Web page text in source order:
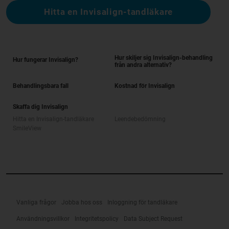
Hitta en Invisalign-tandläkare
Hur fungerar Invisalign?
Hur skiljer sig Invisalign-behandling
från andra alternativ?
Behandlingsbara fall Kostnad för Invisalign
Skaffa dig Invisalign
Vanliga frågor Jobba hos oss Inloggning för tandläkare
Användningsvillkor Integritetspolicy Data Subject Request